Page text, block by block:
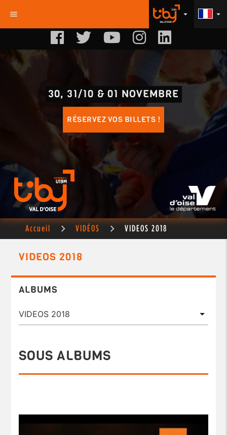
menu arrow_drop_down
arrow_drop_down
30, 31/10 & 01 NOVEMBRE
RÉSERVEZ VOS BILLETS !
Accueil VIDÉOS VIDEOS 2018
VIDEOS 2018
ALBUMS
SOUS ALBUMS